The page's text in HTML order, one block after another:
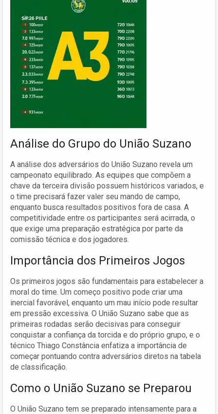
Análise do Grupo do União Suzano
A análise dos adversários do União Suzano revela um
campeonato equilibrado. As equipes que compõem a
chave da terceira divisão possuem históricos variados, e
o time precisará fazer valer seu mando de campo,
enquanto busca resultados positivos fora de casa. A
competitividade entre os participantes será acirrada, o
que exige uma preparação estratégica por parte da
comissão técnica e dos jogadores.
Importância dos Primeiros Jogos
Os primeiros jogos são fundamentais para estabelecer a
moral do time. Um começo positivo pode criar uma
inercial favorável, enquanto um mau início pode resultar
em pressão excessiva. O União Suzano sabe que as
primeiras rodadas serão decisivas para conseguir
conquistar a confiança da torcida e do próprio grupo, e o
técnico Thiago Constância enfatiza a importância de
começar pontuando contra adversários diretos na tabela
de classificação.
Como o União Suzano se Preparou
O União Suzano tem se preparado intensamente para a